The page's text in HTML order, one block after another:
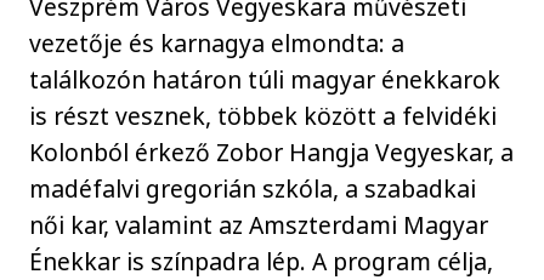
Veszprém Város Vegyeskara művészeti
vezetője és karnagya elmondta: a
találkozón határon túli magyar énekkarok
is részt vesznek, többek között a felvidéki
Kolonból érkező Zobor Hangja Vegyeskar, a
madéfalvi gregorián szkóla, a szabadkai
női kar, valamint az Amszterdami Magyar
Énekkar is színpadra lép. A program célja,